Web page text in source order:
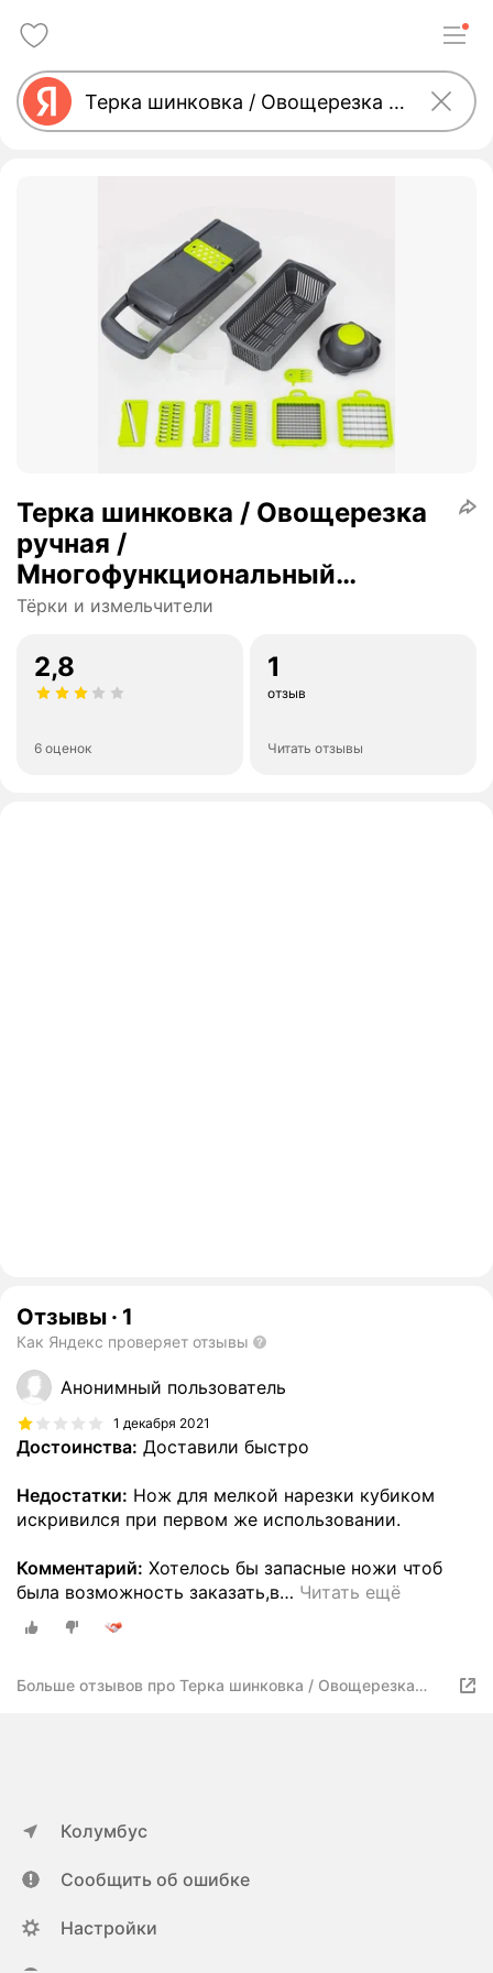
Терка шинковка / Овощерезка
ручная /
Многофункциональный
измельчитель для овощей и
Тёрки и измельчители
2,8
6 оценок
1
отзыв
Читать отзывы
Отзывы · 1
Как Яндекс проверяет отзывы
Анонимный пользователь
1 декабря 2021
Достоинства: Доставили быстро
Недостатки: Нож для мелкой нарезки кубиком
искривился при первом же использовании.
Комментарий: Хотелось бы запасные ножи чтоб
была возможность заказать,в… Читать ещё
Больше отзывов про Терка шинковка / Овощерезка
Колумбус
Сообщить об ошибке
Настройки